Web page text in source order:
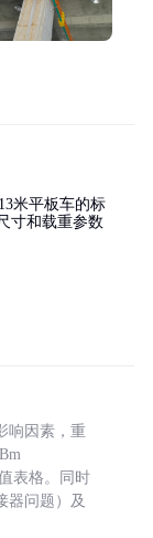
响因素，重
表格。同时
器问题）及